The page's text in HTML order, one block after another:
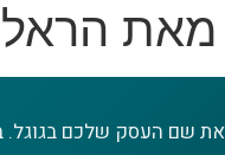
מאת הראל
שם העסק שלכם בגוגל.